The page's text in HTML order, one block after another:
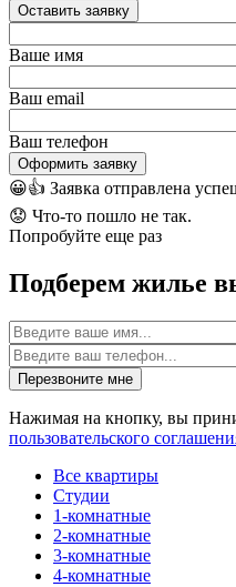
Оставить заявку
Ваше имя
Ваш email
Ваш телефон
Оформить заявку
😀👍 Заявка отправлена
😟 Что-то пошло не так.
Попробуйте еще раз
Подберем жилье
Имя
Перезвоните мне
Нажимая на кнопку, вы
пользовательского
Все квартиры
Студии
1-комнатные
2-комнатные
3-комнатные
4-комнатные